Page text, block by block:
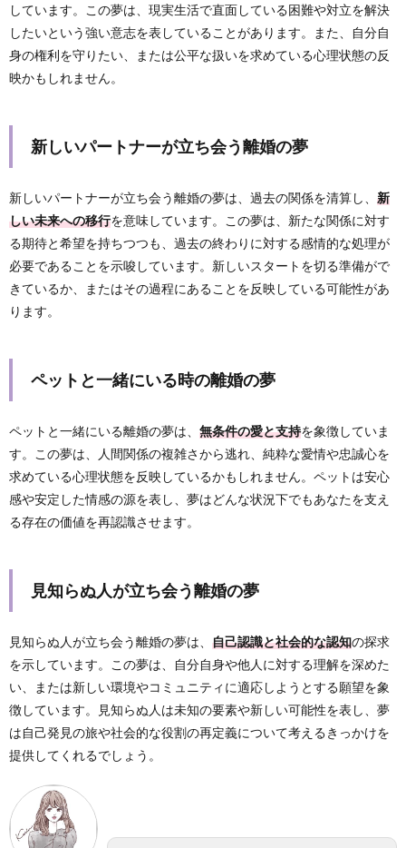
しています。この夢は、現実生活で直面している困難や対立を解決
したいという強い意志を表していることがあります。また、自分自
身の権利を守りたい、または公平な扱いを求めている心理状態の反
映かもしれません。
新しいパートナーが立ち会う離婚の夢
新しいパートナーが立ち会う離婚の夢は、過去の関係を清算し、 新
しい未来への移行を意味しています。この夢は、新たな関係に対す
る期待と希望を持ちつつも、過去の終わりに対する感情的な処理が
必要であることを示唆しています。新しいスタートを切る準備がで
きているか、またはその過程にあることを反映している可能性があ
ります。
ペットと一緒にいる時の離婚の夢
ペットと一緒にいる離婚の夢は、 無条件の愛と支持を象徴していま
す。この夢は、人間関係の複雑さから逃れ、純粋な愛情や忠誠心を
求めている心理状態を反映しているかもしれません。ペットは安心
感や安定した情感の源を表し、夢はどんな状況下でもあなたを支え
る存在の価値を再認識させます。
見知らぬ人が立ち会う離婚の夢
見知らぬ人が立ち会う離婚の夢は、 自己認識と社会的な認知の探求
を示しています。この夢は、自分自身や他人に対する理解を深めた
い、または新しい環境やコミュニティに適応しようとする願望を象
徴しています。見知らぬ人は未知の要素や新しい可能性を表し、夢
は自己発見の旅や社会的な役割の再定義について考えるきっかけを
提供してくれるでしょう。